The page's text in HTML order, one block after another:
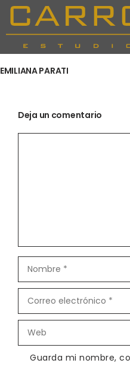
Saltar
contenido
EMILIANA PARATI
Deja un comentario
electrónico
Guarda mi nombre,